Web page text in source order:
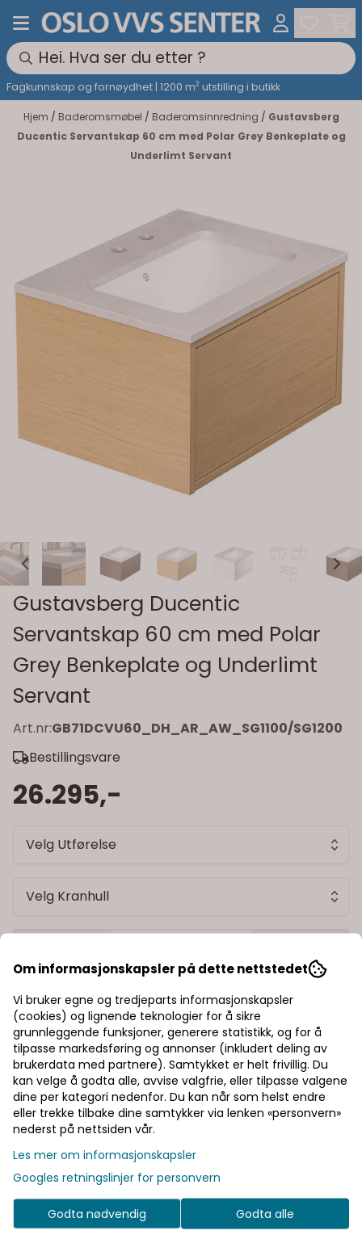
Hopp til innhold
Fagkunnskap og fornøydhet | 1200 m2 utstilling i butikk
Hjem / Baderomsmøbel / Baderomsinnredning / Gustavsberg
Ducentic Servantskap 60 cm med Polar Grey Benkeplate og
Underlimt Servant
Gustavsberg Ducentic
Servantskap 60 cm med Polar
Grey Benkeplate og Underlimt
Servant
Art.nr:GB71DCVU60_DH_AR_AW_SG1100/SG1200
Bestillingsvare
26.295,-
Velg Utførelse
Velg Kranhull
Trygg handel med Klarna/Vipps
Rask levering av lagervarer
Halv pris på frakt
Informasjon
Produsent
Om informasjonskapsler på dette nettstedet
Vi bruker egne og tredjeparts informasjonskapsler
(cookies) og lignende teknologier for å sikre
grunnleggende funksjoner, generere statistikk, og for å
tilpasse markedsføring og annonser (inkludert deling av
brukerdata med partnere). Samtykket er helt frivillig. Du
kan velge å godta alle, avvise valgfrie, eller tilpasse valgene
dine per kategori nedenfor. Du kan når som helst endre
eller trekke tilbake dine samtykker via lenken «personvern»
nederst på nettsiden vår.
Les mer om informasjonskapsler
Googles retningslinjer for personvern
Godta nødvendig Godta alle